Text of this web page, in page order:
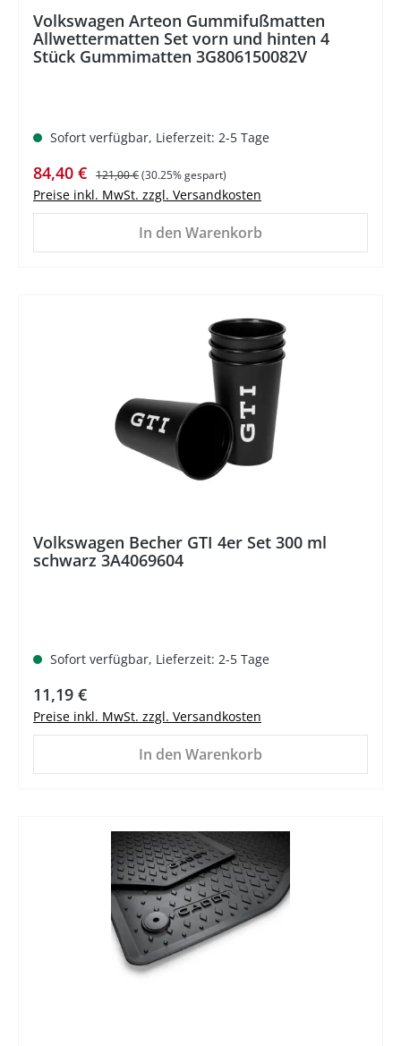
Volkswagen Arteon Gummifußmatten
Allwettermatten Set vorn und hinten 4
Stück Gummimatten 3G806150082V
Sofort verfügbar, Lieferzeit: 2-5 Tage
Verkaufspreis:
84,40 € Regulärer Preis:
121,00 €(30.25% gespart)
Preise inkl. MwSt. zzgl. Versandkosten
In den Warenkorb
Volkswagen Becher GTI 4er Set 300 ml
schwarz 3A4069604
Sofort verfügbar, Lieferzeit: 2-5 Tage
Regulärer Preis:
11,19 €
Preise inkl. MwSt. zzgl. Versandkosten
In den Warenkorb